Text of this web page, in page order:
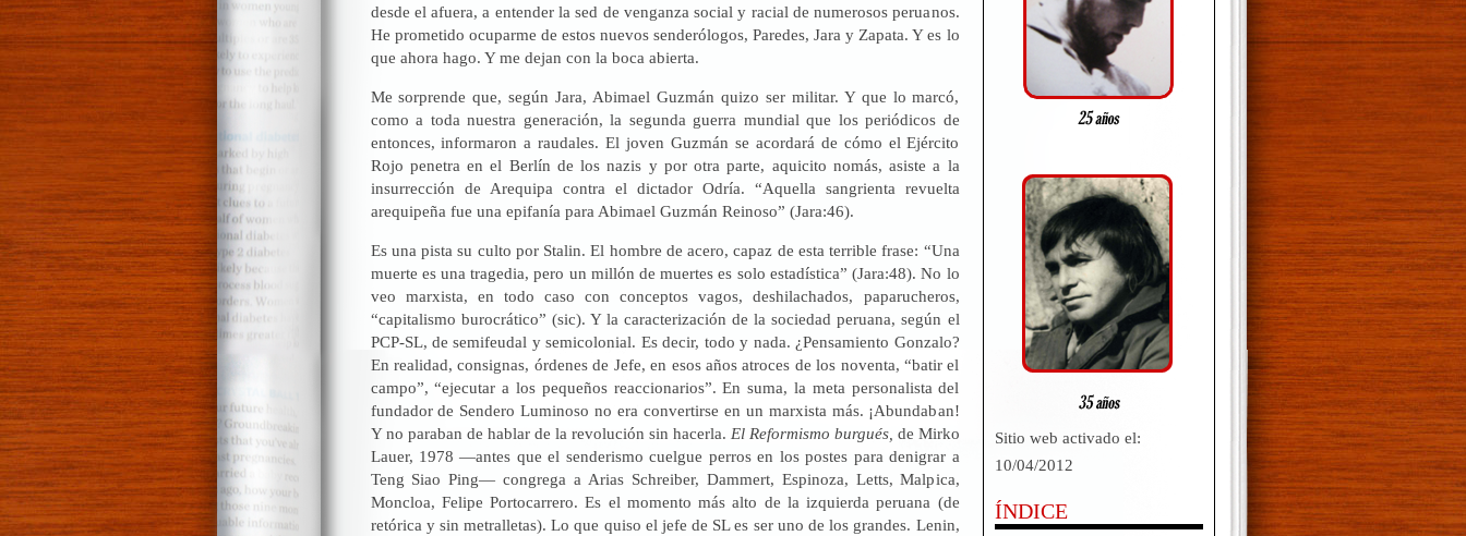
desde el afuera, a entender la sed de venganza social y racial de numerosos peruanos.
He prometido ocuparme de estos nuevos senderólogos, Paredes, Jara y Zapata. Y es lo
que ahora hago. Y me dejan con la boca abierta.
Me sorprende que, según Jara, Abimael Guzmán quizo ser militar. Y que lo marcó,
como a toda nuestra generación, la segunda guerra mundial que los periódicos de
entonces, informaron a raudales. El joven Guzmán se acordará de cómo el Ejército
Rojo penetra en el Berlín de los nazis y por otra parte, aquicito nomás, asiste a la
insurrección de Arequipa contra el dictador Odría. “Aquella sangrienta revuelta
arequipeña fue una epifanía para Abimael Guzmán Reinoso” (Jara:46).
Es una pista su culto por Stalin. El hombre de acero, capaz de esta terrible frase: “Una
muerte es una tragedia, pero un millón de muertes es solo estadística” (Jara:48). No lo
veo marxista, en todo caso con conceptos vagos, deshilachados, paparucheros,
“capitalismo burocrático” (sic). Y la caracterización de la sociedad peruana, según el
PCP-SL, de semifeudal y semicolonial. Es decir, todo y nada. ¿Pensamiento Gonzalo?
En realidad, consignas, órdenes de Jefe, en esos años atroces de los noventa, “batir el
campo”, “ejecutar a los pequeños reaccionarios”. En suma, la meta personalista del
fundador de Sendero Luminoso no era convertirse en un marxista más. ¡Abundaban!
Y no paraban de hablar de la revolución sin hacerla. El Reformismo burgués, de Mirko
Lauer, 1978 —antes que el senderismo cuelgue perros en los postes para denigrar a
Teng Siao Ping— congrega a Arias Schreiber, Dammert, Espinoza, Letts, Malpica,
Moncloa, Felipe Portocarrero. Es el momento más alto de la izquierda peruana (de
retórica y sin metralletas). Lo que quiso el jefe de SL es ser uno de los grandes. Lenin,
Sitio web activado el:
10/04/2012
ÍNDICE